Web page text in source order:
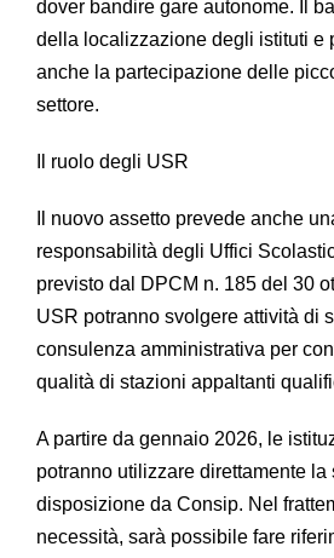
dover bandire gare autonome. Il
della localizzazione degli istituti e
anche la partecipazione delle
settore.
Il ruolo degli USR
Il nuovo assetto prevede anche
responsabilità degli Uffici
previsto dal DPCM n. 185 del 30
USR potranno svolgere attività di
consulenza amministrativa per
qualità di stazioni appaltanti
A partire da gennaio 2026, le
potranno utilizzare direttamente la
disposizione da Consip. Nel
necessità, sarà possibile fare